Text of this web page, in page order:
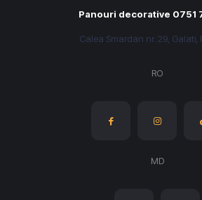
Panouri decorative 0751
Calea Smardan nr. 29, Galati,
RO
MD